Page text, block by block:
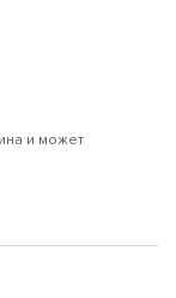
и может